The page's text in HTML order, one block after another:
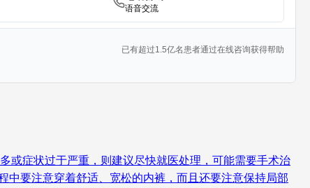
语音交流
已有超过1.5亿名患者通过在线咨询获得帮助
或症状过于严重，则建议尽快就医处理，可能需要手术治
中要注意穿着舒适、宽松的内裤，而且还要注意保持局部